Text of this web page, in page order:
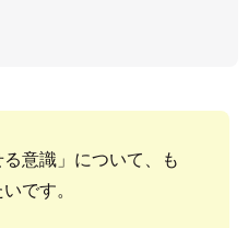
る意識」について、も
です。